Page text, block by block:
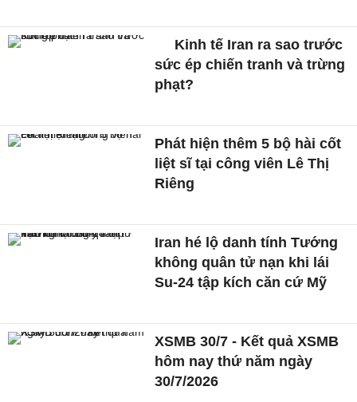
Kinh tế Iran ra sao trước
sức ép chiến tranh và trừng
phạt?
Phát hiện thêm 5 bộ hài cốt
liệt sĩ tại công viên Lê Thị
Riêng
Iran hé lộ danh tính Tướng
không quân tử nạn khi lái
Su-24 tập kích căn cứ Mỹ
XSMB 30/7 - Kết quả XSMB
hôm nay thứ năm ngày
30/7/2026